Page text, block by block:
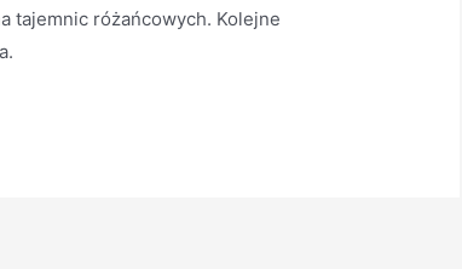
tajemnic różańcowych. Kolejne